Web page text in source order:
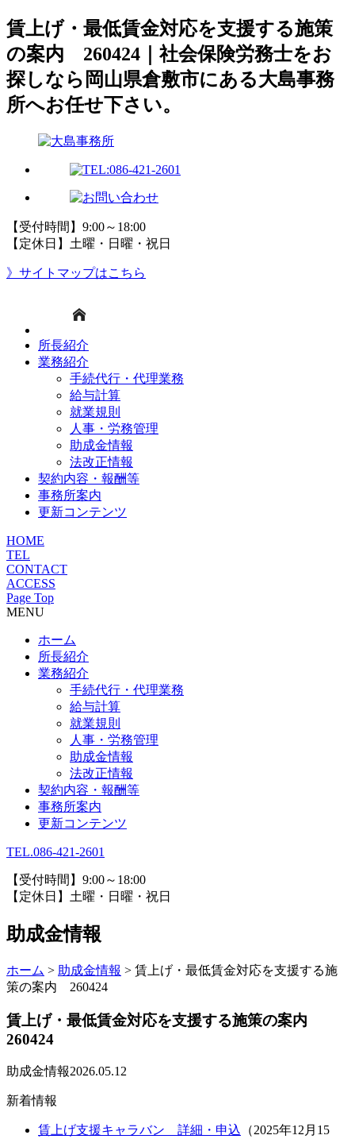
賃上げ・最低賃金対応を支援する施策
の案内 260424｜社会保険労務士をお
探しなら岡山県倉敷市にある大島事務
所へお任せ下さい。
【受付時間】9:00～18:00
【定休日】土曜・日曜・祝日
》サイトマップはこちら
所長紹介
業務紹介
手続代行・代理業務
給与計算
就業規則
人事・労務管理
助成金情報
法改正情報
契約内容・報酬等
事務所案内
更新コンテンツ
HOME
TEL
CONTACT
ACCESS
Page Top
MENU
ホーム
所長紹介
業務紹介
手続代行・代理業務
給与計算
就業規則
人事・労務管理
助成金情報
法改正情報
契約内容・報酬等
事務所案内
更新コンテンツ
TEL.086-421-2601
【受付時間】9:00～18:00
【定休日】土曜・日曜・祝日
助成金情報
ホーム > 助成金情報 > 賃上げ・最低賃金対応を支援する施
策の案内 260424
賃上げ・最低賃金対応を支援する施策の案内
260424
助成金情報2026.05.12
新着情報
賃上げ支援キャラバン 詳細・申込 （2025年12月15